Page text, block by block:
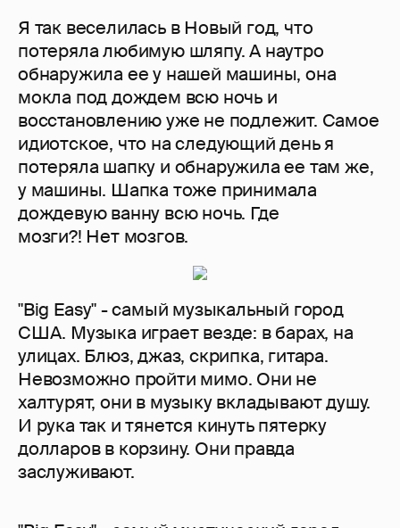
Я так веселилась в Новый год, что
потеряла любимую шляпу. А наутро
обнаружила ее у нашей машины, она
мокла под дождем всю ночь и
восстановлению уже не подлежит. Самое
идиотское, что на следующий день я
потеряла шапку и обнаружила ее там же,
у машины. Шапка тоже принимала
дождевую ванну всю ночь. Где
мозги?! Нет мозгов.
"Big Easy" - самый музыкальный город
США. Музыка играет везде: в барах, на
улицах. Блюз, джаз, скрипка, гитара.
Невозможно пройти мимо. Они не
халтурят, они в музыку вкладывают душу.
И рука так и тянется кинуть пятерку
долларов в корзину. Они правда
заслуживают.